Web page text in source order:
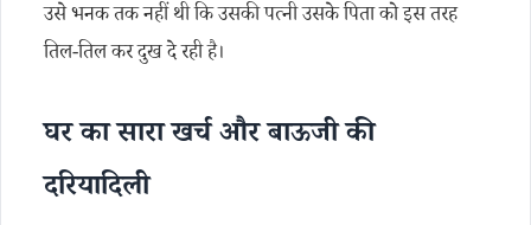
उसे भनक तक नहीं थी कि उसकी पत्नी उसके पिता को इस तरह
तिल-तिल कर दुख दे रही है।
घर का सारा खर्च और बाऊजी की
दरियादिली